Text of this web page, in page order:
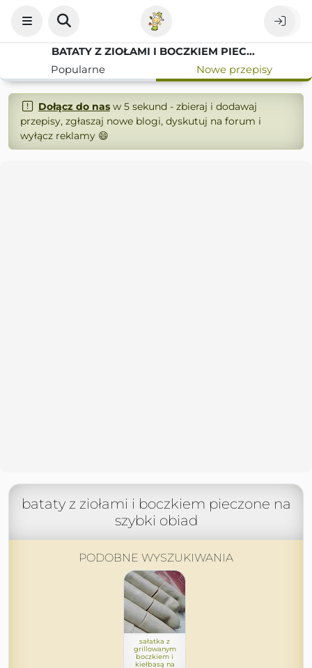
BATATY Z ZIOŁAMI I BOCZKIEM PIECZONE NA SZYBKI OBIAD
Popularne
Nowe przepisy
Dołącz do nasw 5 sekund - zbieraj i dodawaj
przepisy, zgłaszaj nowe blogi, dyskutuj na forum i
wyłącz reklamy 😄
bataty z ziołami i boczkiem pieczone na
szybki obiad
PODOBNE WYSZUKIWANIA
sałatka z
grillowanym
boczkiem i
kiełbasą na